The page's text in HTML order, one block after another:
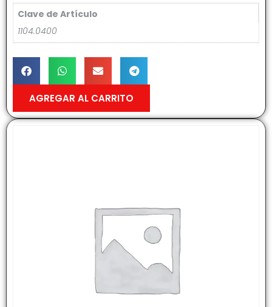
Clave de Artículo
1104.0400
AGREGAR AL CARRITO